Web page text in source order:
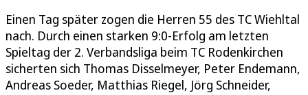
Einen Tag später zogen die Herren 55 des TC Wiehltal
nach. Durch einen starken 9:0-Erfolg am letzten
Spieltag der 2. Verbandsliga beim TC Rodenkirchen
sicherten sich Thomas Disselmeyer, Peter Endemann,
Andreas Soeder, Matthias Riegel, Jörg Schneider,